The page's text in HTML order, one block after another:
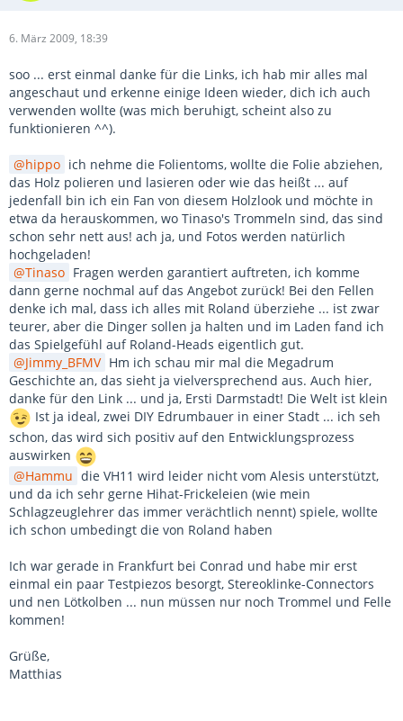
6. März 2009, 18:39
soo ... erst einmal danke für die Links, ich hab mir alles mal
angeschaut und erkenne einige Ideen wieder, dich ich auch
verwenden wollte (was mich beruhigt, scheint also zu
funktionieren ^^).
hippo ich nehme die Folientoms, wollte die Folie abziehen,
das Holz polieren und lasieren oder wie das heißt ... auf
jedenfall bin ich ein Fan von diesem Holzlook und möchte in
etwa da herauskommen, wo Tinaso's Trommeln sind, das sind
schon sehr nett aus! ach ja, und Fotos werden natürlich
hochgeladen!
Tinaso Fragen werden garantiert auftreten, ich komme
dann gerne nochmal auf das Angebot zurück! Bei den Fellen
denke ich mal, dass ich alles mit Roland überziehe ... ist zwar
teurer, aber die Dinger sollen ja halten und im Laden fand ich
das Spielgefühl auf Roland-Heads eigentlich gut.
Jimmy_BFMV Hm ich schau mir mal die Megadrum
Geschichte an, das sieht ja vielversprechend aus. Auch hier,
danke für den Link ... und ja, Ersti Darmstadt! Die Welt ist klein
Ist ja ideal, zwei DIY Edrumbauer in einer Stadt ... ich seh
schon, das wird sich positiv auf den Entwicklungsprozess
auswirken
Hammu die VH11 wird leider nicht vom Alesis unterstützt,
und da ich sehr gerne Hihat-Frickeleien (wie mein
Schlagzeuglehrer das immer verächtlich nennt) spiele, wollte
ich schon umbedingt die von Roland haben
Ich war gerade in Frankfurt bei Conrad und habe mir erst
einmal ein paar Testpiezos besorgt, Stereoklinke-Connectors
und nen Lötkolben ... nun müssen nur noch Trommel und Felle
kommen!
Grüße,
Matthias